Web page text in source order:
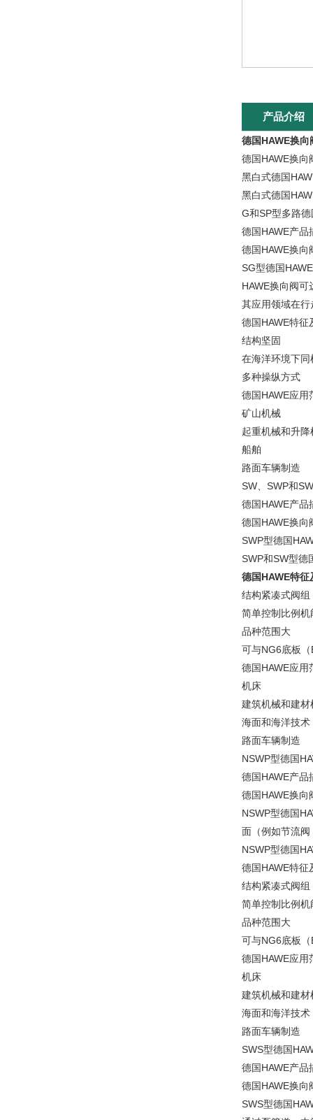
产品介绍
德国HAWE换向
德国HAWE换向
黑白式德国
黑白式德国
G和SP型多路
德国HAWE产品
德国HAWE换向
SG型德国
HAWE换向阀
其应用领域在
德国HAWE特征
结构坚固
在海洋环境下同
多种操纵方式
德国HAWE应用
矿山机械
起重机械和升降
船舶
路面车辆制造
SW、SWP和
德国HAWE产品
德国HAWE换向
SWP型德国
SWP和SW型德
德国HAWE特征
结构紧凑式阀组
简单控制比例机
品种范围大
可与NG6底板
德国HAWE应用
机床
建筑机械和建材
海面和海洋技术
路面车辆制造
NSWP型德国
德国HAWE产品
德国HAWE换向
NSWP型德国
面（例如节流
NSWP型德国
德国HAWE特征
结构紧凑式阀组
简单控制比例机
品种范围大
可与NG6底板
德国HAWE应用
机床
建筑机械和建材
海面和海洋技术
路面车辆制造
SWS型德国
德国HAWE产品
德国HAWE换向
SWS型德国